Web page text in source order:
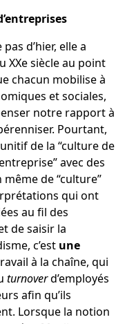
d’hier, elle a
XXe siècle au point
chacun mobilise à
et sociales,
notre rapport à
Pourtant,
de la “culture de
avec des
de “culture”
qui ont
au fil des
de saisir la
c’est une
à la chaîne, qui
turnoverd’employés
afin qu’ils
Lorsque la notion